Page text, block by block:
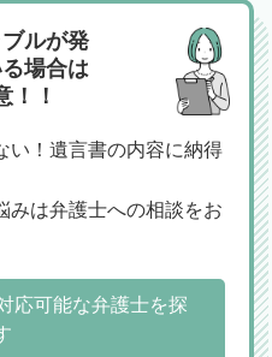
ルが発
場合は
！！
い！遺言書の内容に納得
みは弁護士への相談をお
応可能な弁護士を探